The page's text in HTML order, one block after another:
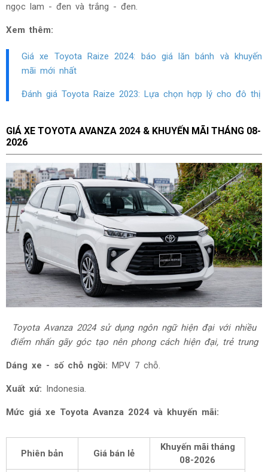
ngọc lam - đen và trắng - đen.
Xem thêm:
Giá xe Toyota Raize 2024: báo giá lăn bánh và khuyến
mãi mới nhất
Đánh giá Toyota Raize 2023: Lựa chọn hợp lý cho đô thị
GIÁ XE TOYOTA AVANZA 2024 & KHUYẾN MÃI THÁNG 08-
2026
Toyota Avanza 2024 sử dụng ngôn ngữ hiện đại với nhiều
điểm nhấn gãy góc tạo nên phong cách hiện đại, trẻ trung
Dáng xe - số chỗ ngồi: MPV 7 chỗ.
Xuất xứ: Indonesia.
Mức giá xe Toyota Avanza 2024 và khuyến mãi:
Phiên bản Giá bán lẻ
Khuyến mãi tháng
08-2026